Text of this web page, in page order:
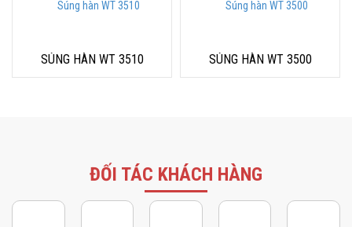
SÚNG HÀN WT 3510 SÚNG HÀN WT 3500
ĐỐI TÁC KHÁCH HÀNG